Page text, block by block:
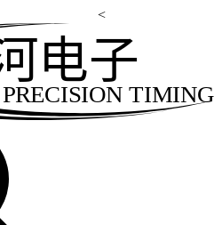
<
PRECISION TIMING
电子